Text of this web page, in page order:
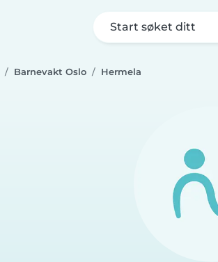
Start søket ditt
Barnevakt Oslo Hermela